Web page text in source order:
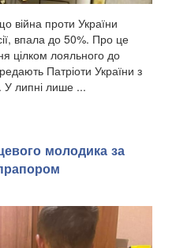
війна проти України
впала до 50%. Про це
цілком лояльного до
Патріоти України з
У липні лише ...
молодика за